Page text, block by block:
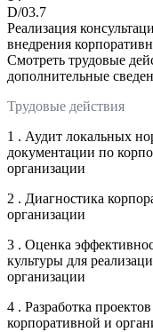
D/03.7
Реализация
внедрения
Смотреть трудовые
дополнительные
Трудовые действия
1 . Аудит локальных
документации по
организации
2 . Диагностика
организации
3 . Оценка
культуры для
организации
4 . Разработка
корпоративной и